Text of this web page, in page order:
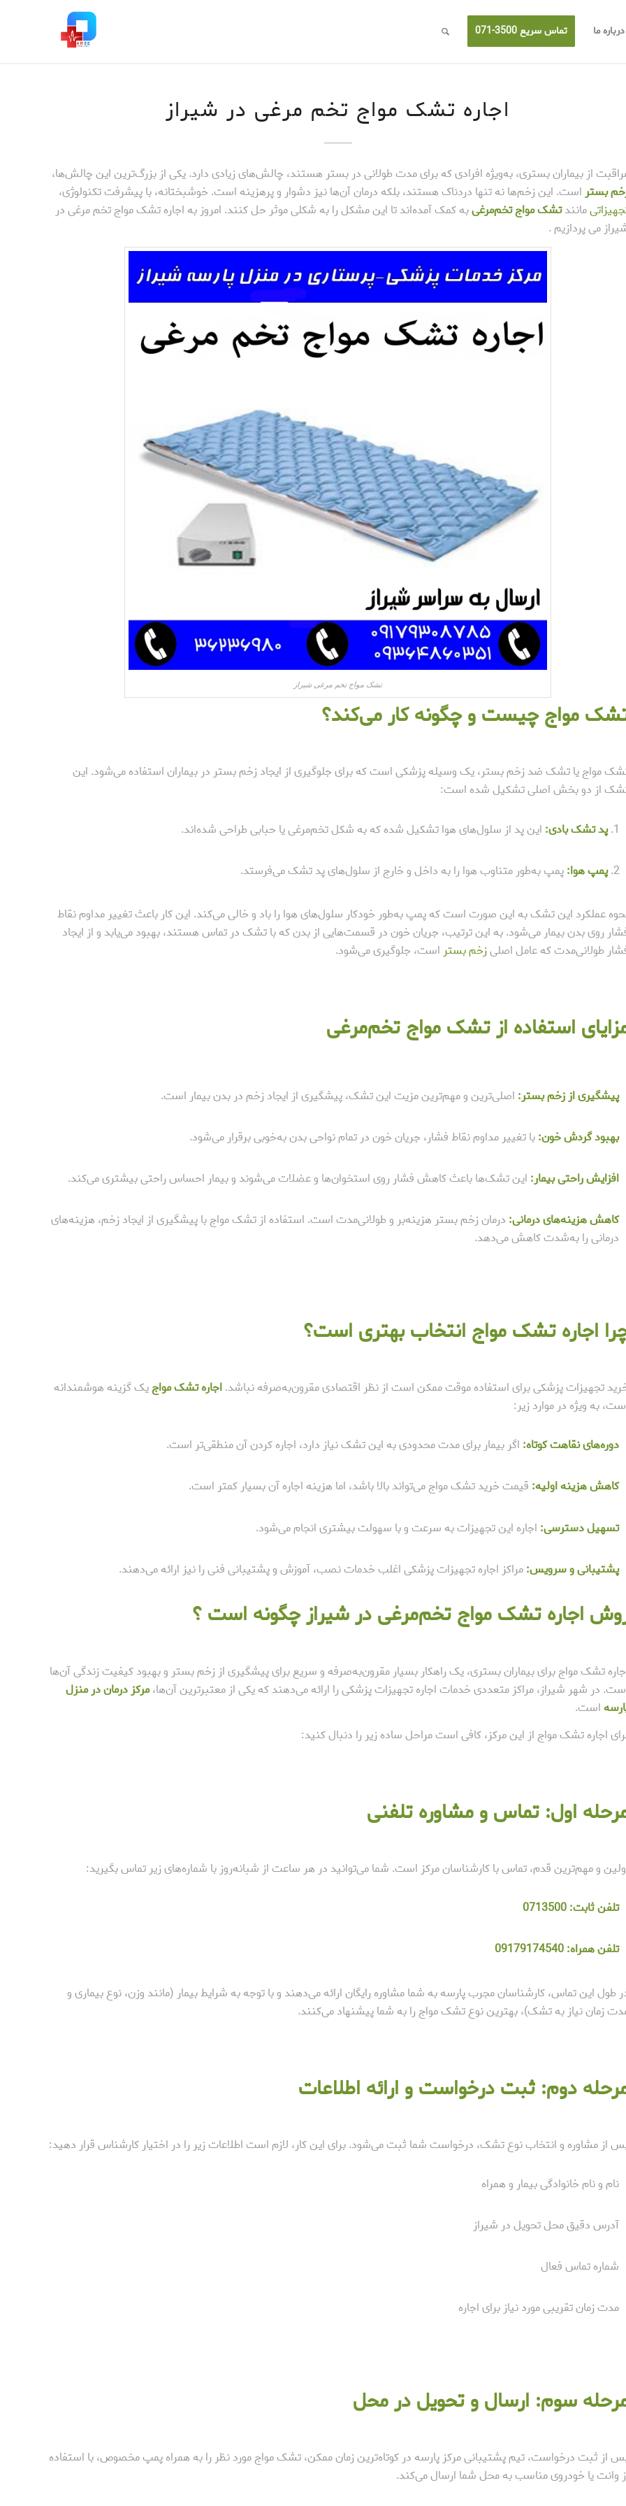
درباره ما تماس سریع 3500-071
اجاره تشک مواج تخم مرغی در شیراز
از بیماران بستری، به‌ویژه افرادی که برای مدت طولانی در بستر هستند، چالش‌های زیادی دارد. یکی از بزرگ‌ترین این چالش‌ها،
بستراست. این زخم‌ها نه تنها دردناک هستند، بلکه درمان آن‌ها نیز دشوار و پرهزینه است. خوشبختانه، با پیشرفت تکنولوژی،
مانندتشک مواج تخم‌مرغیبه کمک آمده‌اند تا این مشکل را به شکلی موثر حل کنند. امروز به اجاره تشک مواج تخم مرغی در
می پردازیم .
تشک مواج تخم مرغی شیراز
مواج چیست و چگونه کار می‌کند؟
مواج یا تشک ضد زخم بستر، یک وسیله پزشکی است که برای جلوگیری از ایجاد زخم بستر در بیماران استفاده می‌شود. این
از دو بخش اصلی تشکیل شده است:
پد تشک بادی: این پد از سلول‌های هوا تشکیل شده که به شکل تخم‌مرغی یا حبابی طراحی شده‌اند.
پمپ هوا:پمپ به‌طور متناوب هوا را به داخل و خارج از سلول‌های پد تشک می‌فرستد.
عملکرد این تشک به این صورت است که پمپ به‌طور خودکار سلول‌های هوا را باد و خالی می‌کند. این کار باعث تغییر مداوم نقاط
روی بدن بیمار می‌شود. به این ترتیب، جریان خون در قسمت‌هایی از بدن که با تشک در تماس هستند، بهبود می‌یابد و از ایجاد
طولانی‌مدت که عامل اصلیزخم بستر است، جلوگیری می‌شود.
استفاده از تشک مواج تخم‌مرغی
پیشگیری از زخم بستر: اصلی‌ترین و مهم‌ترین مزیت این تشک، پیشگیری از ایجاد زخم در بدن بیمار است.
بهبود گردش خون:با تغییر مداوم نقاط فشار، جریان خون در تمام نواحی بدن به‌خوبی برقرار می‌شود.
افزایش راحتی بیمار: این تشک‌ها باعث کاهش فشار روی استخوان‌ها و عضلات می‌شوند و بیمار احساس راحتی بیشتری می‌کند.
کاهش هزینه‌های درمانی: درمان زخم بستر هزینه‌بر و طولانی‌مدت است. استفاده از تشک مواج با پیشگیری از ایجاد زخم، هزینه‌های
درمانی را به‌شدت کاهش می‌دهد.
اجاره تشک مواج انتخاب بهتری است؟
تجهیزات پزشکی برای استفاده موقت ممکن است از نظر اقتصادی مقرون‌به‌صرفه نباشد.اجاره تشک مواجیک گزینه هوشمندانه
به ویژه در موارد زیر:
دوره‌های نقاهت کوتاه: اگر بیمار برای مدت محدودی به این تشک نیاز دارد، اجاره کردن آن منطقی‌تر است.
کاهش هزینه اولیه: قیمت خرید تشک مواج می‌تواند بالا باشد، اما هزینه اجاره آن بسیار کمتر است.
تسهیل دسترسی: اجاره این تجهیزات به سرعت و با سهولت بیشتری انجام می‌شود.
پشتیبانی و سرویس:مراکز اجاره تجهیزات پزشکی اغلب خدمات نصب، آموزش و پشتیبانی فنی را نیز ارائه می‌دهند.
اجاره تشک مواج تخم‌مرغی در شیراز چگونه است ؟
تشک مواج برای بیماران بستری، یک راهکار بسیار مقرون‌به‌صرفه و سریع برای پیشگیری از زخم بستر و بهبود کیفیت زندگی آن‌ها
در شهر شیراز، مراکز متعددی خدمات اجاره تجهیزات پزشکی را ارائه می‌دهند که یکی از معتبرترین آن‌ها،مرکز درمان در منزل
است.
اجاره تشک مواج از این مرکز، کافی است مراحل ساده زیر را دنبال کنید:
اول: تماس و مشاوره تلفنی
و مهم‌ترین قدم، تماس با کارشناسان مرکز است. شما می‌توانید در هر ساعت از شبانه‌روز با شماره‌های زیر تماس بگیرید:
تلفن ثابت:0713500
تلفن همراه:09179174540
طول این تماس، کارشناسان مجرب پارسه به شما مشاوره رایگان ارائه می‌دهند و با توجه به شرایط بیمار (مانند وزن، نوع بیماری و
زمان نیاز به تشک)، بهترین نوع تشک مواج را به شما پیشنهاد می‌کنند.
دوم: ثبت درخواست و ارائه اطلاعات
از مشاوره و انتخاب نوع تشک، درخواست شما ثبت می‌شود. برای این کار، لازم است اطلاعات زیر را در اختیار کارشناس قرار دهید:
نام و نام خانوادگی بیمار و همراه
آدرس دقیق محل تحویل در شیراز
شماره تماس فعال
مدت زمان تقریبی مورد نیاز برای اجاره
سوم: ارسال و تحویل در محل
از ثبت درخواست، تیم پشتیبانی مرکز پارسه در کوتاه‌ترین زمان ممکن، تشک مواج مورد نظر را به همراه پمپ مخصوص، با استفاده
وانت یا خودروی مناسب به محل شما ارسال می‌کند.